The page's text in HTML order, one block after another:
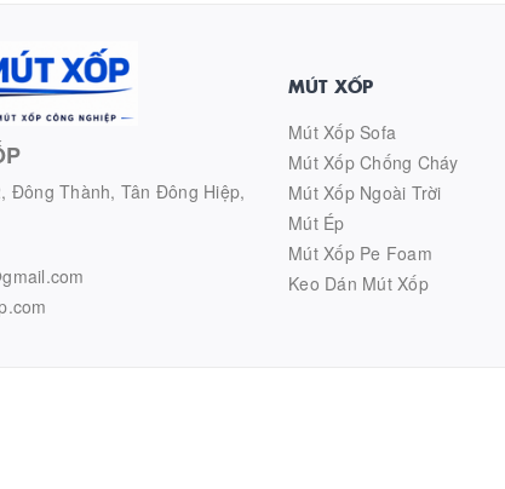
Đông Thành, Tân Đông Hiệp,
MÚT XỐP
Mút Xốp Sofa
Mút Xốp Chống Cháy
Mút Xốp Ngoài Trời
Mút Ép
Mút Xốp Pe Foam
Keo Dán Mút Xốp